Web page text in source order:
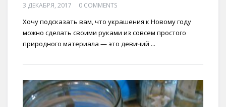
3 ДЕКАБРЯ, 2017 0 COMMENTS
Хочу подсказать вам, что украшения к Новому году
можно сделать своими руками из совсем простого
природного материала — это девичий ...